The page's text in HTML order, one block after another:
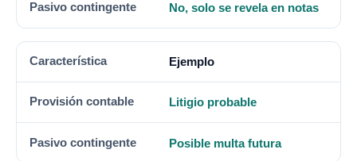
No, solo se revela en notas
Ejemplo
Litigio probable
Posible multa futura